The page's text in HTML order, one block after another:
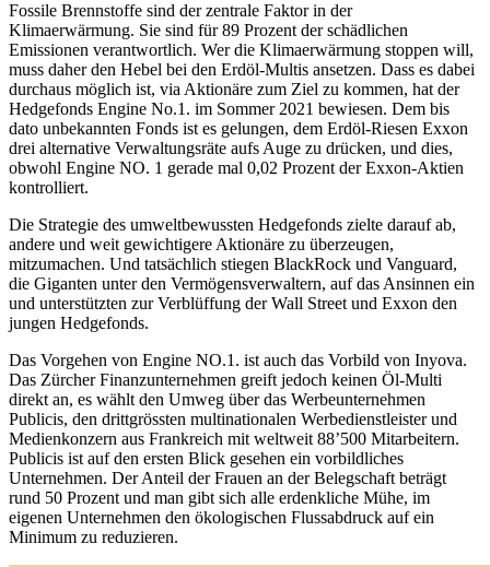
Fossile Brennstoffe sind der zentrale Faktor in der
Klimaerwärmung. Sie sind für 89 Prozent der schädlichen
Emissionen verantwortlich. Wer die Klimaerwärmung stoppen will,
muss daher den Hebel bei den Erdöl-Multis ansetzen. Dass es dabei
durchaus möglich ist, via Aktionäre zum Ziel zu kommen, hat der
Hedgefonds Engine No.1. im Sommer 2021 bewiesen. Dem bis
dato unbekannten Fonds ist es gelungen, dem Erdöl-Riesen Exxon
drei alternative Verwaltungsräte aufs Auge zu drücken, und dies,
obwohl Engine NO. 1 gerade mal 0,02 Prozent der Exxon-Aktien
kontrolliert.
Die Strategie des umweltbewussten Hedgefonds zielte darauf ab,
andere und weit gewichtigere Aktionäre zu überzeugen,
mitzumachen. Und tatsächlich stiegen BlackRock und Vanguard,
die Giganten unter den Vermögensverwaltern, auf das Ansinnen ein
und unterstützten zur Verblüffung der Wall Street und Exxon den
jungen Hedgefonds.
Das Vorgehen von Engine NO.1. ist auch das Vorbild von Inyova.
Das Zürcher Finanzunternehmen greift jedoch keinen Öl-Multi
direkt an, es wählt den Umweg über das Werbeunternehmen
Publicis, den drittgrössten multinationalen Werbedienstleister und
Medienkonzern aus Frankreich mit weltweit 88’500 Mitarbeitern.
Publicis ist auf den ersten Blick gesehen ein vorbildliches
Unternehmen. Der Anteil der Frauen an der Belegschaft beträgt
rund 50 Prozent und man gibt sich alle erdenkliche Mühe, im
eigenen Unternehmen den ökologischen Flussabdruck auf ein
Minimum zu reduzieren.